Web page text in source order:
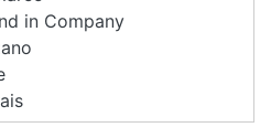
in Company